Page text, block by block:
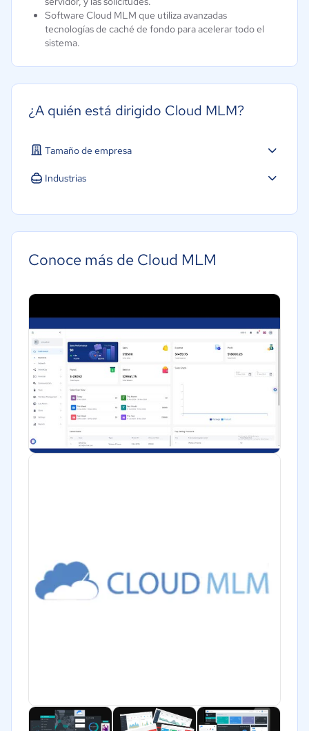
Software Cloud MLM que utiliza avanzadas
tecnologías de caché de fondo para acelerar todo el
sistema.
¿A quién está dirigido Cloud MLM?
Tamaño de empresa
Industrias
Conoce más de Cloud MLM